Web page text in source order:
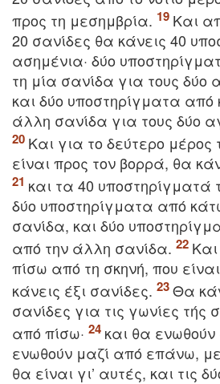
προς τη μεσημβρία.
Kαι
20 σανίδες θα κάνεις 40
ασημένια· δύο
τη μία σανίδα για τους δύο
και δύο υποστηρίγματα
άλλη σανίδα για τους δύο
Kαι για το δεύτερο μέρος
είναι προς τον βορρά, θα
και τα 40 υποστηρίγματά
δύο υποστηρίγματα από
σανίδα, και δύο
από την άλλη σανίδα.
πίσω από τη σκηνή, που
κάνεις έξι σανίδες.
Θα
σανίδες για τις γωνίες τής
από πίσω·
και θα
ενωθούν μαζί από επάνω, με
θα είναι γι’ αυτές, και τις